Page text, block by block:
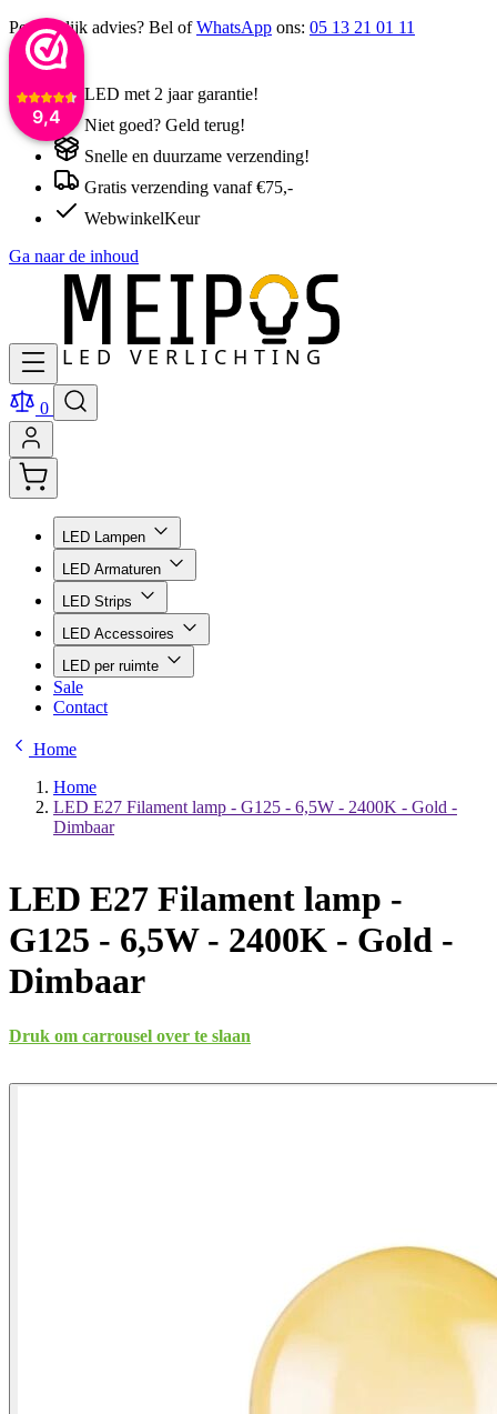
9,4
Persoonlijk advies? Bel ofWhatsApp ons: 05 13 21 01 11
LED met 2 jaar garantie!
Niet goed? Geld terug!
Snelle en duurzame verzending!
Gratis verzending vanaf €75,-
WebwinkelKeur
Ga naar de inhoud
0
LED Lampen
LED Armaturen
LED Strips
LED Accessoires
LED per ruimte
Sale
Contact
Home
Home
LED E27 Filament lamp - G125 - 6,5W - 2400K - Gold -
Dimbaar
LED E27 Filament lamp -
G125 - 6,5W - 2400K - Gold -
Dimbaar
Druk om carrousel over te slaan